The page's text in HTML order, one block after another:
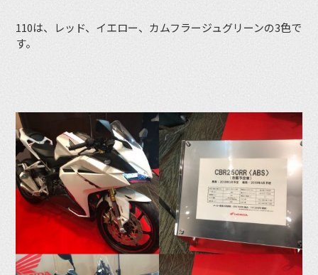
110は、レッド、イエロー、カムフラージュグリーンの3色で
す。